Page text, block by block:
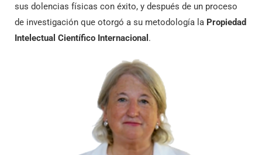
sus dolencias físicas con éxito, y después de un proceso
de investigación que otorgó a su metodología la Propiedad
Intelectual Científico Internacional .